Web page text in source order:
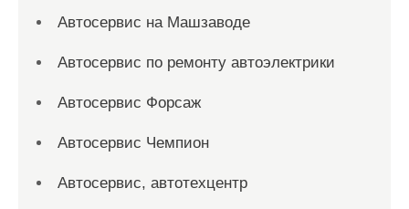
Автосервис на Машзаводе
Автосервис по ремонту автоэлектрики
Автосервис Форсаж
Автосервис Чемпион
Автосервис, автотехцентр